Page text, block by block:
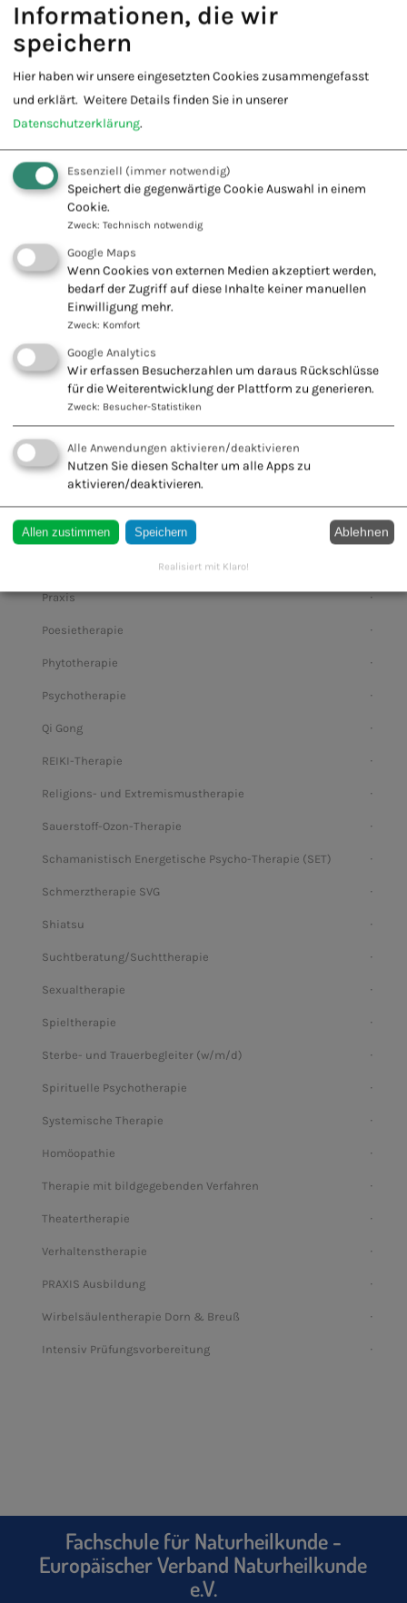
TCM – Traditionelle Chinesische Medizin
Tibetische Medizin
Tierheilpraktiker*in
Traditionelle Europäische Naturheilkunde
Massagetherapie für HP 2
Marketing für Heilpraktiker/Innen
MPU
Mobbing und Burnout – Therapieansätze
Muskelrelaxion nach Jacobsen
Naturopath
Neuraltherapie
Onkologische Beratung
Praxis
Poesietherapie
Phytotherapie
Psychotherapie
Qi Gong
REIKI-Therapie
Religions- und Extremismustherapie
Sauerstoff-Ozon-Therapie
Schamanistisch Energetische Psycho-Therapie (SET)
Schmerztherapie SVG
Shiatsu
Suchtberatung/Suchttherapie
Sexualtherapie
Spieltherapie
Sterbe- und Trauerbegleiter (w/m/d)
Spirituelle Psychotherapie
Systemische Therapie
Homöopathie
Therapie mit bildgegebenden Verfahren
Theatertherapie
Verhaltenstherapie
PRAXIS Ausbildung
Wirbelsäulentherapie Dorn & Breuß
Intensiv Prüfungsvorbereitung
Fachschule für Naturheilkunde -
Europäischer Verband Naturheilkunde
e.V.
Informationen, die wir
speichern
Hier haben wir unsere eingesetzten Cookies zusammengefasst
und erklärt. Weitere Details finden Sie in unserer
Datenschutzerklärung.
Essenziell (immer notwendig)
Speichert die gegenwärtige Cookie Auswahl in einem
Cookie.
Zweck: Technisch notwendig
Google Maps
Wenn Cookies von externen Medien akzeptiert werden,
bedarf der Zugriff auf diese Inhalte keiner manuellen
Einwilligung mehr.
Zweck: Komfort
Google Analytics
Wir erfassen Besucherzahlen um daraus Rückschlüsse
für die Weiterentwicklung der Plattform zu generieren.
Zweck: Besucher-Statistiken
Alle Anwendungen aktivieren/deaktivieren
Nutzen Sie diesen Schalter um alle Apps zu
aktivieren/deaktivieren.
Allen zustimmen Speichern Ablehnen
Realisiert mit Klaro!